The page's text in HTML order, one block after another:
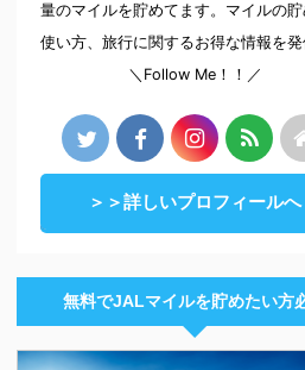
量のマイルを貯めてます。マイルの
使い方、旅行に関するお得な情報を発
＼Follow Me！！／
＞＞詳しいプロフィールへ
無料でJALマイルを貯めたい方